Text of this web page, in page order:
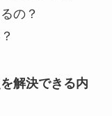
の？
解決できる内